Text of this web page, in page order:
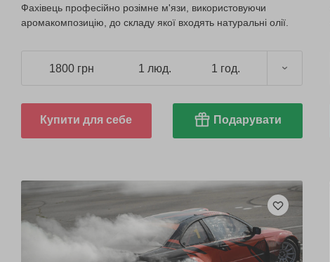
Фахівець професійно розімне м'язи, використовуючи
аромакомпозицію, до складу якої входять натуральні олії.
1800 грн 1 люд. 1 год.
Купити для себе Подарувати